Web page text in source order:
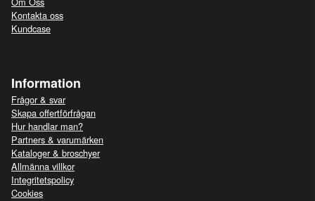
Kontakta oss
Kundcase
Information
Frågor & svar
Skapa offertförfrågan
Hur handlar man?
Partners & varumärken
Kataloger & broschyer
Allmänna villkor
Integritetspolicy
Cookies